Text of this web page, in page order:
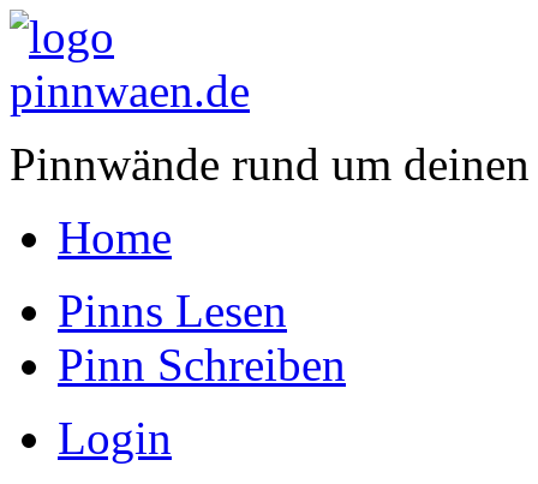
Pinnwände rund um
Home
Pinns Lesen
Pinn Schreiben
Login